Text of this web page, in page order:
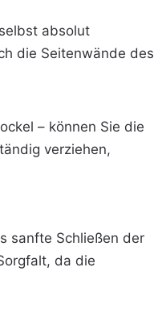
absolut
die Seitenwände des
– können Sie die
verziehen,
sanfte Schließen der
da die